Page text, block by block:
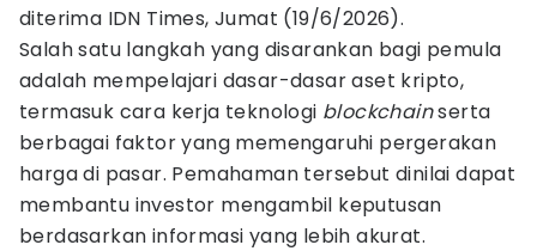
diterima IDN Times, Jumat (19/6/2026).
Salah satu langkah yang disarankan bagi pemula
adalah mempelajari dasar-dasar aset kripto,
termasuk cara kerja teknologi blockchainserta
berbagai faktor yang memengaruhi pergerakan
harga di pasar. Pemahaman tersebut dinilai dapat
membantu investor mengambil keputusan
berdasarkan informasi yang lebih akurat.